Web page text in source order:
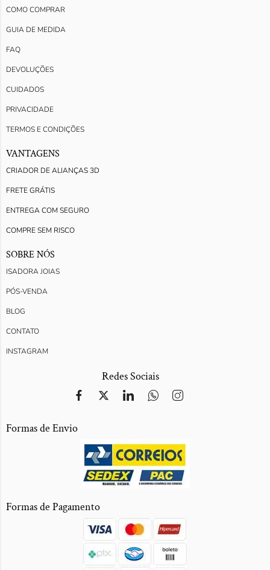
COMO COMPRAR
GUIA DE MEDIDA
FAQ
DEVOLUÇÕES
CUIDADOS
PRIVACIDADE
TERMOS E CONDIÇÕES
VANTAGENS
CRIADOR DE ALIANÇAS 3D
FRETE GRÁTIS
ENTREGA COM SEGURO
COMPRE SEM RISCO
SOBRE NÓS
ISADORA JOIAS
PÓS-VENDA
BLOG
CONTATO
INSTAGRAM
Redes Sociais
Formas de Envio
Formas de Pagamento